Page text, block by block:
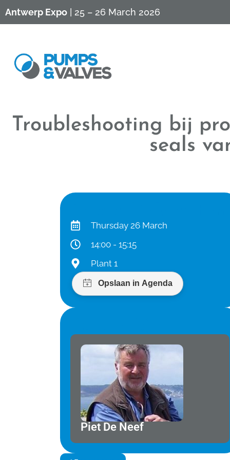
Antwerp Expo | 25 – 26 March 2026
Troubleshooting bij
seals
Thursday 26 March
14:00 - 15:15
Plant 1
Piet De Neef